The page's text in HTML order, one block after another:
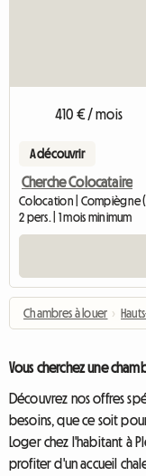
410 € / mois
A découvrir
Cherche Colocataire
Colocation | Compiègne
2 pers. | 1 mois minimum
Chambres à louer ›
Vous cherchez une
Découvrez nos offres
besoins, que ce soit
Loger chez l'habitant à
profiter d'un accueil